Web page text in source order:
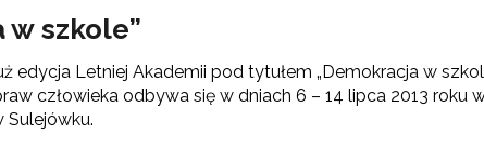
w szkole”
edycja Letniej Akademii pod tytułem „Demokracja w
człowieka odbywa się w dniach 6 – 14 lipca 2013
Sulejówku.